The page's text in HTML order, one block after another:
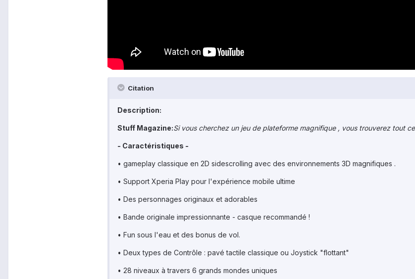
Citation
Description:
Stuff Magazine:Si vous cherchez un jeu de plateforme magnifique , vous trouverez tout
- Caractéristiques -
• gameplay classique en 2D sidescrolling avec des environnements 3D magnifiques .
• Support Xperia Play pour l'expérience mobile ultime
• Des personnages originaux et adorables
• Bande originale impressionnante - casque recommandé !
• Fun sous l'eau et des bonus de vol.
• Deux types de Contrôle : pavé tactile classique ou Joystick "flottant"
• 28 niveaux à travers 6 grands mondes uniques